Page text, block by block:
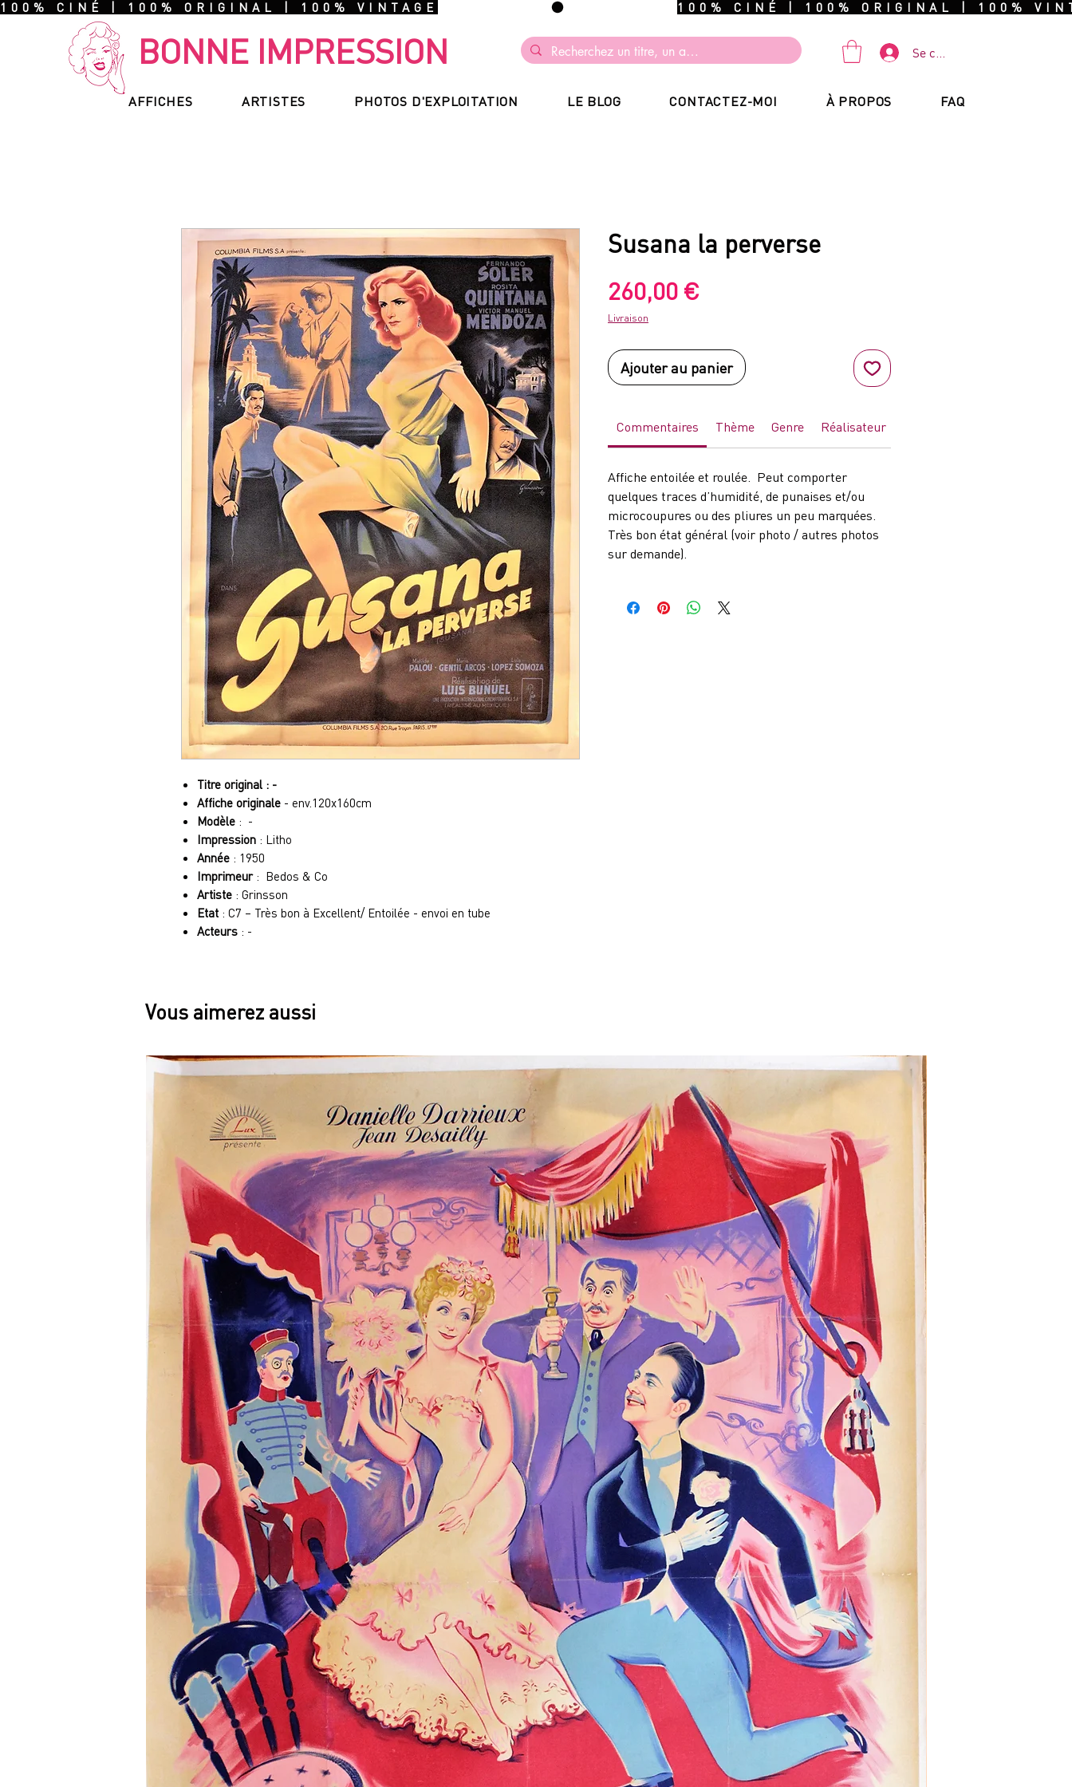
100% CINÉ | 100% ORIGINAL | 100% VINTAGE
BONNE IMPRESSION Se connecter
AFFICHES ARTISTES PHOTOS D'EXPLOITATION LE BLOG CONTACTEZ-MOI À PROPOS FAQ
Titre original : -
Affiche originale - env.120x160cm
Modèle : -
Impression : Litho
Année : 1950
Imprimeur: Bedos & Co
Artiste : Grinsson
Etat : C7 – Très bon à Excellent/ Entoilée - envoi en tube
Acteurs : -
Susana la perverse
260,00 €Prix
Livraison
Ajouter au panier
Commentaires Thème Genre Réalisateur
Affiche entoilée et roulée. Peut comporter
quelques traces d’humidité, de punaises et/ou
microcoupures ou des pliures un peu marquées.
Très bon état général (voir photo / autres photos
sur demande).
Vous aimerez aussi